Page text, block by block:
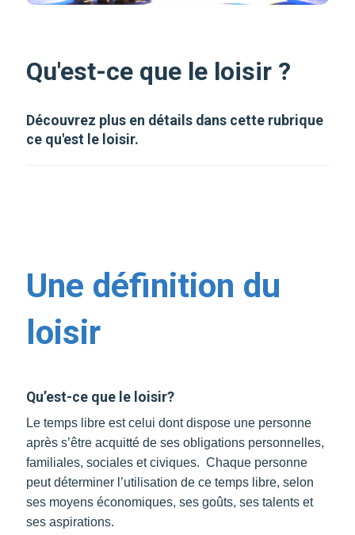
Qu'est-ce que le loisir ?
Découvrez plus en détails dans cette rubrique
ce qu'est le loisir.
Une définition du
loisir
Qu’est-ce que le loisir?
Le temps libre est celui dont dispose une personne
après s’être acquitté de ses obligations personnelles,
familiales, sociales et civiques. Chaque personne
peut déterminer l’utilisation de ce temps libre, selon
ses moyens économiques, ses goûts, ses talents et
ses aspirations.